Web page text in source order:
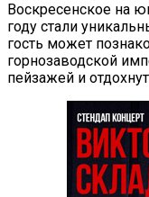
Воскресенское на
году стали
гость может
горнозаводской
пейзажей и